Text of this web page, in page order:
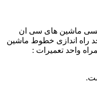
ماشین های سی ان
همراه واحد راه اندازی خطوط ماشین
شماره همراه واحد تعمیرات :